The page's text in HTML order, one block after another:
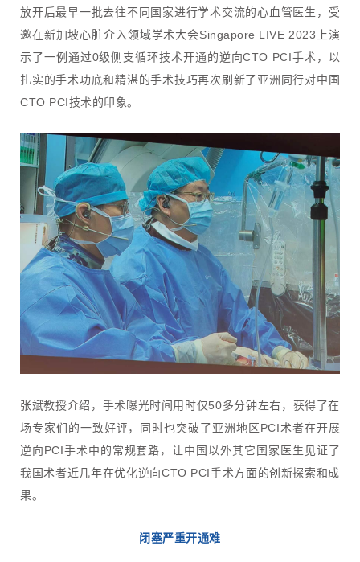
放开后最早一批去往不同国家进行学术交流的心血管医生，受
邀在新加坡心脏介入领域学术大会Singapore LIVE 2023上演
示了一例通过0级侧支循环技术开通的逆向CTO PCI手术，以
扎实的手术功底和精湛的手术技巧再次刷新了亚洲同行对中国
CTO PCI技术的印象。
张斌教授介绍，手术曝光时间用时仅50多分钟左右，获得了在
场专家们的一致好评，同时也突破了亚洲地区PCI术者在开展
逆向PCI手术中的常规套路，让中国以外其它国家医生见证了
我国术者近几年在优化逆向CTO PCI手术方面的创新探索和成
果。
闭塞严重开通难